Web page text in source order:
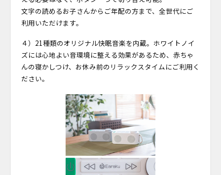
文字の読めるお子さんからご年配の方まで、全世代にご
利用いただけます。
４）21種類のオリジナル快眠音楽を内蔵。ホワイトノイ
ズには心地よい音環境に整える効果があるため、赤ちゃ
んの寝かしつけ、お休み前のリラックスタイムにご利用く
ださい。